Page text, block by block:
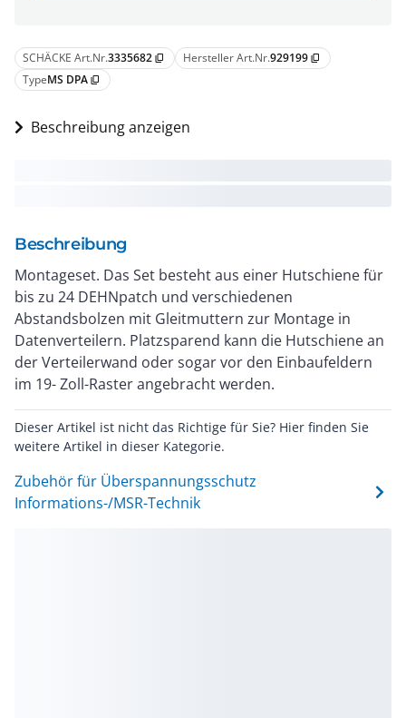
SCHÄCKE Art.Nr.3335682 content_copy Hersteller Art.Nr.929199 content_copy
TypeMS DPA content_copy
Beschreibung anzeigen
Beschreibung
Montageset. Das Set besteht aus einer Hutschiene für
bis zu 24 DEHNpatch und verschiedenen
Abstandsbolzen mit Gleitmuttern zur Montage in
Datenverteilern. Platzsparend kann die Hutschiene an
der Verteilerwand oder sogar vor den Einbaufeldern
im 19- Zoll-Raster angebracht werden.
Dieser Artikel ist nicht das Richtige für Sie? Hier finden Sie
weitere Artikel in dieser Kategorie.
Zubehör für Überspannungsschutz
Informations-/MSR-Technik